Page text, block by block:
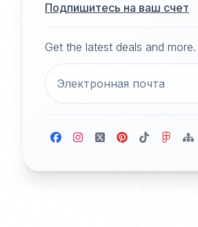
Подпишитесь на ваш счет
Get the latest deals and more.